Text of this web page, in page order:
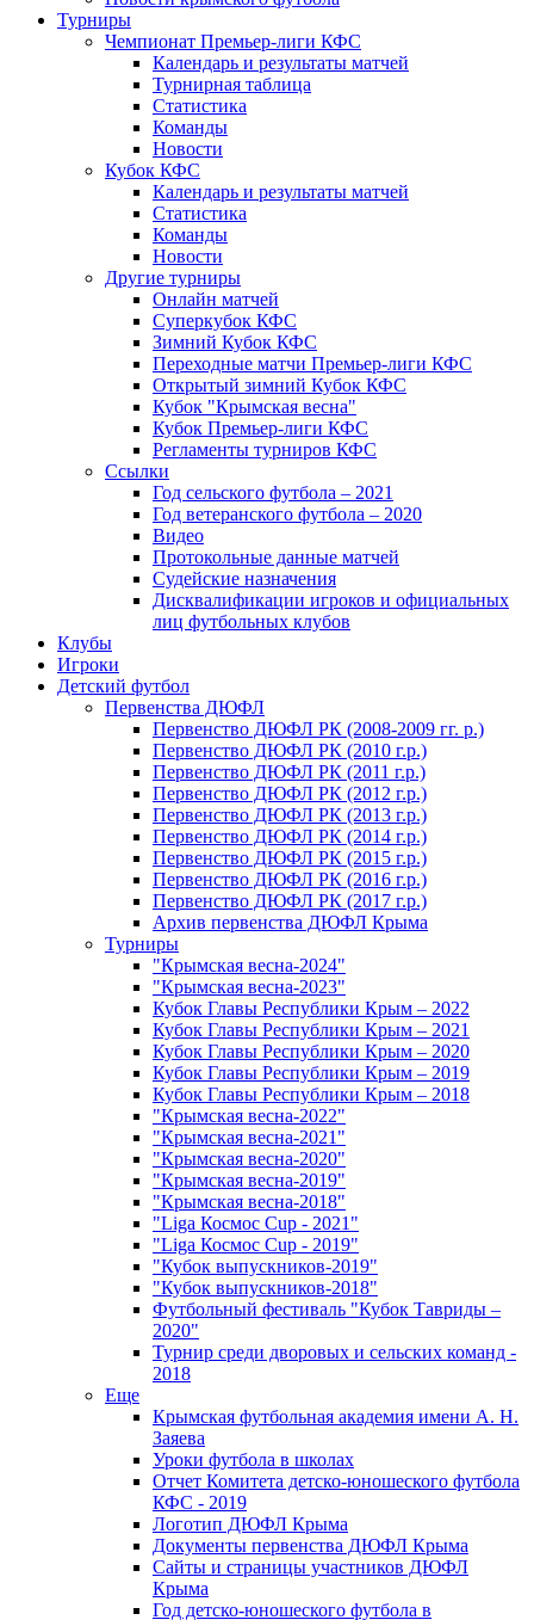
Турниры
Чемпионат Премьер-лиги КФС
Календарь и результаты матчей
Турнирная таблица
Статистика
Команды
Новости
Кубок КФС
Календарь и результаты матчей
Статистика
Команды
Новости
Другие турниры
Онлайн матчей
Суперкубок КФС
Зимний Кубок КФС
Переходные матчи Премьер-лиги КФС
Открытый зимний Кубок КФС
Кубок "Крымская весна"
Кубок Премьер-лиги КФС
Регламенты турниров КФС
Ссылки
Год сельского футбола – 2021
Год ветеранского футбола – 2020
Видео
Протокольные данные матчей
Судейские назначения
Дисквалификации игроков и официальных
лиц футбольных клубов
Клубы
Игроки
Детский футбол
Первенства ДЮФЛ
Первенство ДЮФЛ РК (2008-2009 гг. р.)
Первенство ДЮФЛ РК (2010 г.р.)
Первенство ДЮФЛ РК (2011 г.р.)
Первенство ДЮФЛ РК (2012 г.р.)
Первенство ДЮФЛ РК (2013 г.р.)
Первенство ДЮФЛ РК (2014 г.р.)
Первенство ДЮФЛ РК (2015 г.р.)
Первенство ДЮФЛ РК (2016 г.р.)
Первенство ДЮФЛ РК (2017 г.р.)
Архив первенства ДЮФЛ Крыма
Турниры
"Крымская весна-2024"
"Крымская весна-2023"
Кубок Главы Республики Крым – 2022
Кубок Главы Республики Крым – 2021
Кубок Главы Республики Крым – 2020
Кубок Главы Республики Крым – 2019
Кубок Главы Республики Крым – 2018
"Крымская весна-2022"
"Крымская весна-2021"
"Крымская весна-2020"
"Крымская весна-2019"
"Крымская весна-2018"
"Liga Космос Cup - 2021"
"Liga Космос Cup - 2019"
"Кубок выпускников-2019"
"Кубок выпускников-2018"
Футбольный фестиваль "Кубок Тавриды –
2020"
Турнир среди дворовых и сельских команд -
2018
Еще
Крымская футбольная академия имени А. Н.
Заяева
Уроки футбола в школах
Отчет Комитета детско-юношеского футбола
КФС - 2019
Логотип ДЮФЛ Крыма
Документы первенства ДЮФЛ Крыма
Сайты и страницы участников ДЮФЛ
Крыма
Год детско-юношеского футбола в